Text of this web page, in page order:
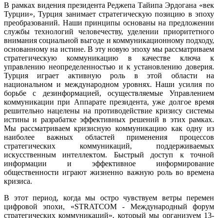
В рамках видения президента Реджепа Тайипа Эрдогана «век
Турции», Турция занимает стратегическую позицию в эпоху
преобразований. Наши принципы основаны на предложении
службы технологий человечеству, уделении приоритетного
внимания социальной выгоде и коммуникационному подходу,
основанному на истине. В эту новую эпоху мы рассматриваем
стратегическую коммуникацию в качестве ключа к
управлению неопределенностью и к установлению доверия.
Турция играет активную роль в этой области на
национальном и международном уровнях. Наши усилия по
борьбе с дезинформацией, осуществляемые Управлением
коммуникации при Аппарате президента, уже долгое время
решительно нацелены на противодействие кризису системы
истины и разрабатке эффективных решений в этих рамках.
Мы рассматриваем кризисную коммуникацию как одну из
наиболее важных областей применения процессов
стратегических коммуникаций, поддерживаемых
искусственным интеллектом. Быстрый доступ к точной
информации и эффективное информирование
общественности играют жизненно важную роль во времена
кризиса.
В этот период, когда мы остро чувствуем ветры перемен
цифровой эпохи, «STRATCOM - Международный форум
стратегических коммуникаций», который мы организуем 13-